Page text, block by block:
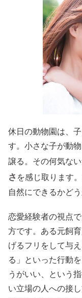
休日の動物園は、
す。小さな子が動
譲る。その何気な
さ を感じ取ります
自然にできるかど
恋愛経験者の視点
方です。ある元飼
げるフリをして与
る」といった行動
うがいい、という
い立場の人への接